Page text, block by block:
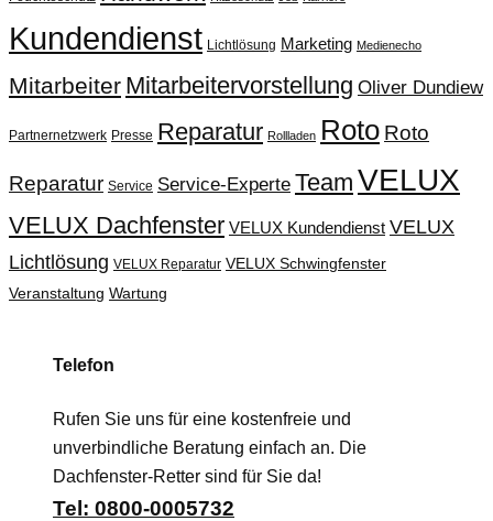
Kundendienst Lichtlösung Marketing Medienecho
Mitarbeiter Mitarbeitervorstellung Oliver Dundiew
Partnernetzwerk Presse Reparatur Rollladen Roto Roto
Reparatur Service Service-Experte Team VELUX
VELUX Dachfenster VELUX Kundendienst VELUX
Lichtlösung VELUX Reparatur VELUX Schwingfenster
Veranstaltung Wartung
Telefon
Rufen Sie uns für eine kostenfreie und
unverbindliche Beratung einfach an. Die
Dachfenster-Retter sind für Sie da!
Tel: 0800-0005732